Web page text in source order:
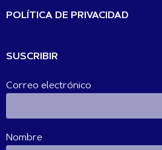
POLÍTICA DE PRIVACIDAD
SUSCRIBIR
Correo electrónico
Nombre